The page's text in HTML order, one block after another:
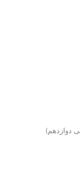
دوازدهم)